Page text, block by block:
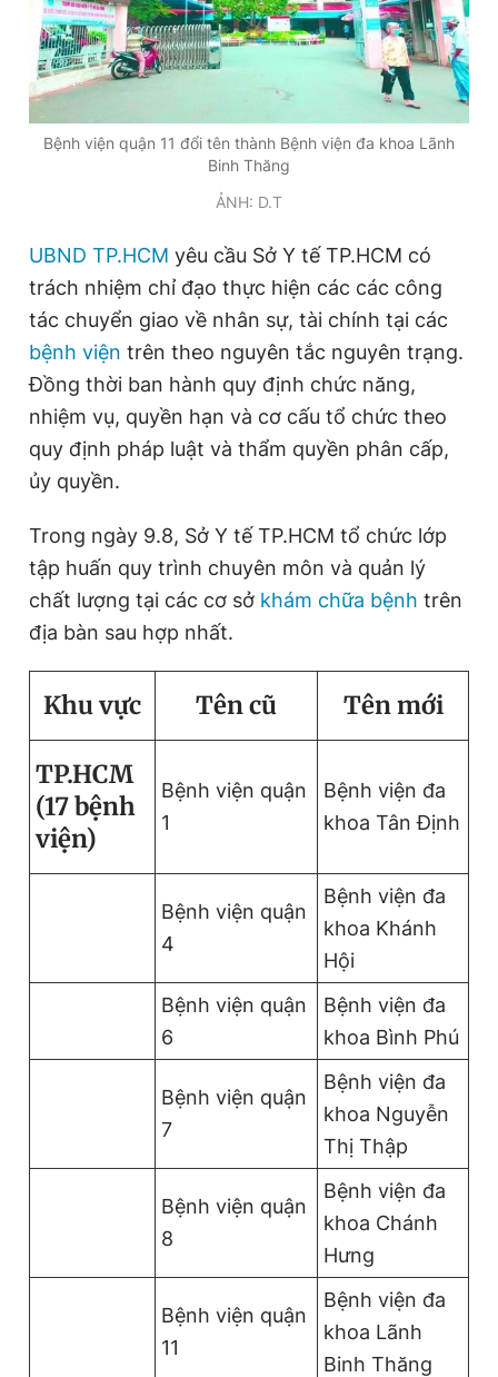
Theo dõi báo trên
Liên hệ quảng cáo
Đặt báo Quảng cáo RSS Tòa soạn Chính sách bảo
Tổng biên tập: Nguyễn Ngọc Toàn
Phó tổng biên tập thường trực: Hải Thành
Phó tổng biên tập: Lâm Hiếu Dũng
Phó tổng biên tập: Trần Việt Hưng
Tổng thư ký tòa soạn: Đức Trung
Giấy phép xuất bản số 110/GP - BTTTT cấp ngày 24.3.2020
© 2003-2026 Bản quyền thuộc về Báo Thanh Niên. Cấm sao
chép dưới mọi hình thức nếu không có sự chấp thuận bằng văn
bản. Phát triển bởi ePi Technologies, JSC.
Bệnh viện quận 11 đổi tên thành Bệnh viện đa khoa Lãnh
Binh Thăng
ẢNH: D.T
UBND TP.HCM yêu cầu Sở Y tế TP.HCM có
trách nhiệm chỉ đạo thực hiện các các công
tác chuyển giao về nhân sự, tài chính tại các
bệnh viện trên theo nguyên tắc nguyên trạng.
Đồng thời ban hành quy định chức năng,
nhiệm vụ, quyền hạn và cơ cấu tổ chức theo
quy định pháp luật và thẩm quyền phân cấp,
ủy quyền.
Trong ngày 9.8, Sở Y tế TP.HCM tổ chức lớp
tập huấn quy trình chuyên môn và quản lý
chất lượng tại các cơ sở khám chữa bệnh trên
địa bàn sau hợp nhất.
Khu vực Tên cũ Tên mới
TP.HCM
(17 bệnh
viện)
Bệnh viện quận
1
Bệnh viện đa
khoa Tân Định
Bệnh viện quận
4
Bệnh viện đa
khoa Khánh
Hội
Bệnh viện quận
6
Bệnh viện đa
khoa Bình Phú
Bệnh viện quận
7
Bệnh viện đa
khoa Nguyễn
Thị Thập
Bệnh viện quận
8
Bệnh viện đa
khoa Chánh
Hưng
Bệnh viện quận
11
Bệnh viện đa
khoa Lãnh
Binh Thăng